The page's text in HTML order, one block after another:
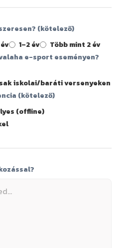
(kötelező)
1–2 év
Több mint 2 év
e-sport eseményen?
iskolai/baráti versenyeken
(kötelező)
(offline)